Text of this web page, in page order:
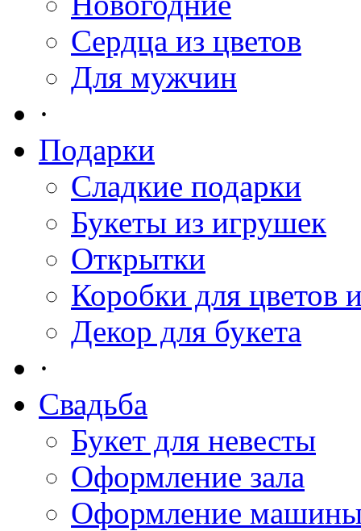
Сердца из цветов
Для мужчин
·
Подарки
Сладкие подарки
Букеты из игрушек
Открытки
Коробки для цветов
Декор для букета
·
Свадьба
Букет для невесты
Оформление зала
Оформление